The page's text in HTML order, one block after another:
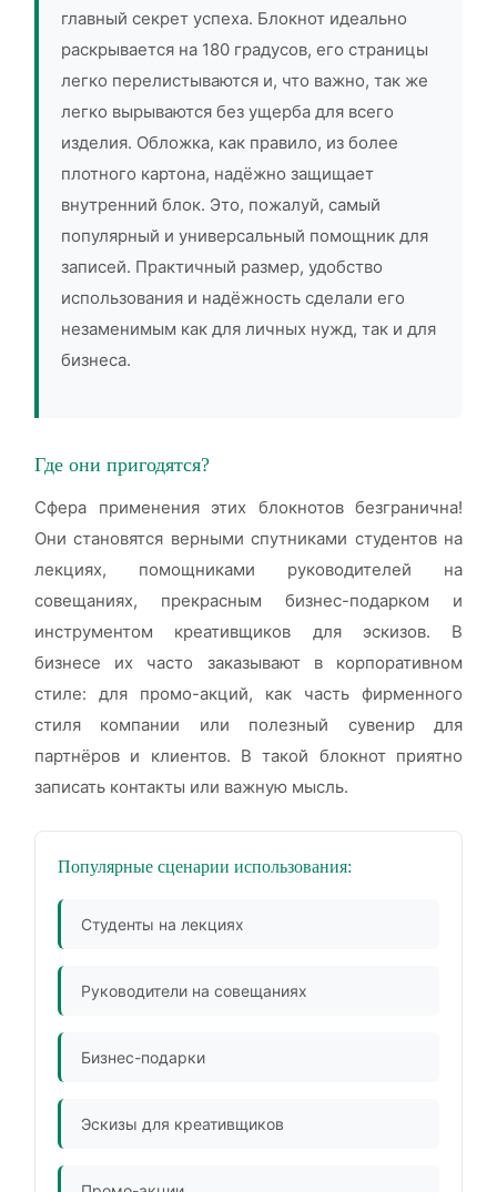
главный секрет успеха. Блокнот идеально
раскрывается на 180 градусов, его страницы
легко перелистываются и, что важно, так же
легко вырываются без ущерба для всего
изделия. Обложка, как правило, из более
плотного картона, надёжно защищает
внутренний блок. Это, пожалуй, самый
популярный и универсальный помощник для
записей. Практичный размер, удобство
использования и надёжность сделали его
незаменимым как для личных нужд, так и для
бизнеса.
Где они пригодятся?
Сфера применения этих блокнотов безгранична!
Они становятся верными спутниками студентов на
лекциях, помощниками руководителей на
совещаниях, прекрасным бизнес-подарком и
инструментом креативщиков для эскизов. В
бизнесе их часто заказывают в корпоративном
стиле: для промо-акций, как часть фирменного
стиля компании или полезный сувенир для
партнёров и клиентов. В такой блокнот приятно
записать контакты или важную мысль.
Популярные сценарии использования:
Студенты на лекциях
Руководители на совещаниях
Бизнес-подарки
Эскизы для креативщиков